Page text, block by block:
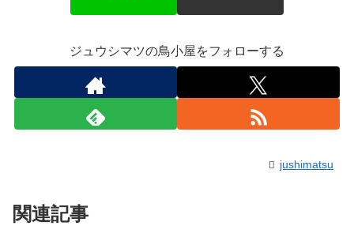
ジュウシマツの鳥小屋をフォローする
jushimatsu
関連記事